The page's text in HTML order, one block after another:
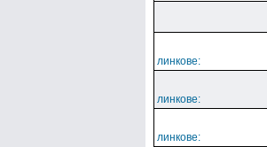
линкове:
линкове:
линкове: